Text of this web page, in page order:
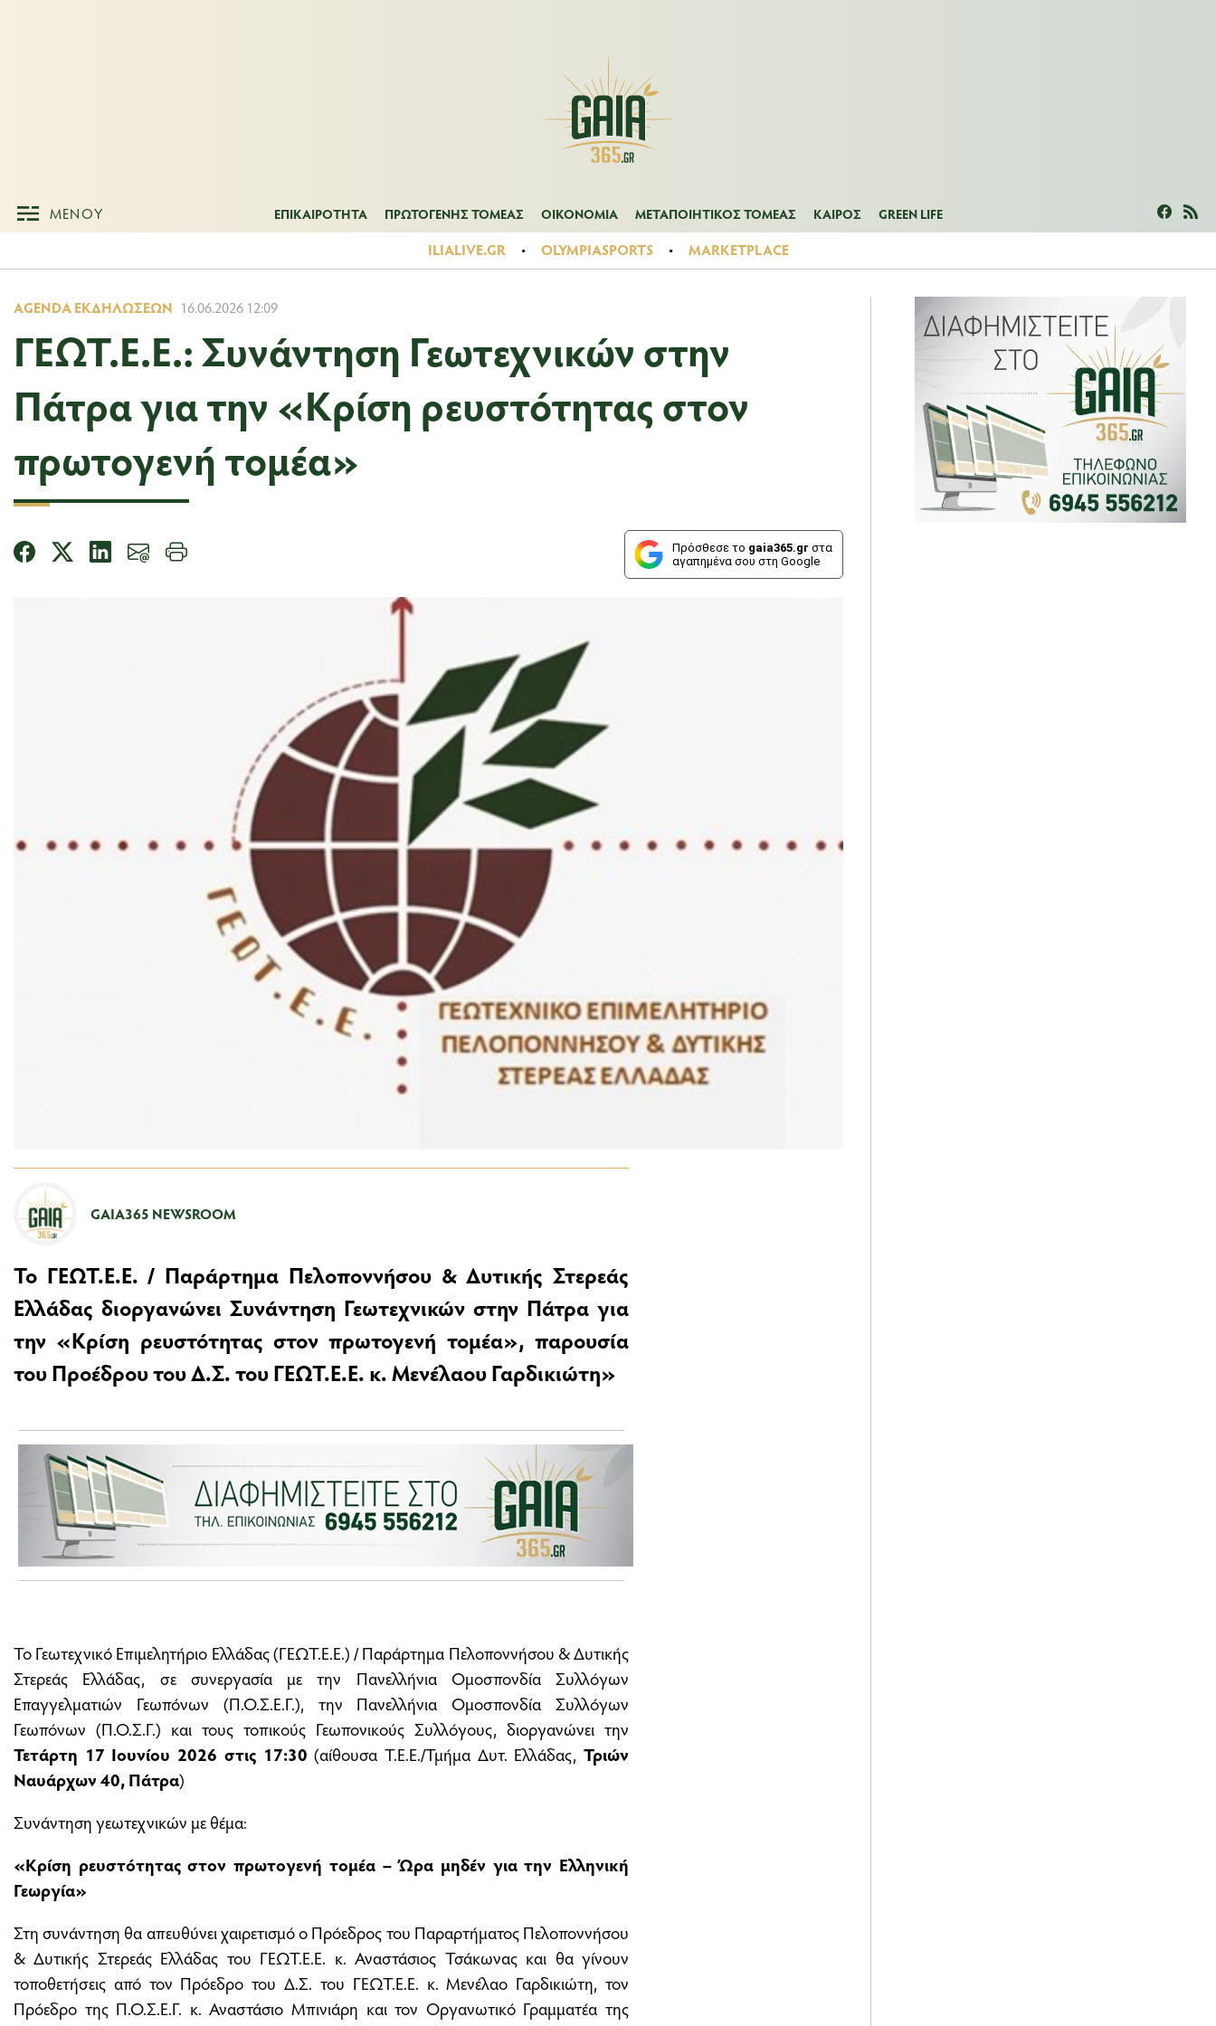
ΜΕΝΟΥ ΕΠΙΚΑΙΡΟΤΗΤΑ ΠΡΩΤΟΓΕΝΗΣ ΤΟΜΕΑΣ ΟΙΚΟΝΟΜΙΑ ΜΕΤΑΠΟΙΗΤΙΚΟΣ ΤΟΜΕΑΣ ΚΑΙΡΟΣ GREEN LIFE
ILIALIVE.GR OLYMPIASPORTS MARKETPLACE
AGENDA ΕΚΔΗΛΏΣΕΩΝ 16.06.2026 12:09
ΓΕΩΤ.Ε.Ε.: Συνάντηση Γεωτεχνικών στην
Πάτρα για την «Κρίση ρευστότητας στον
πρωτογενή τομέα»
Πρόσθεσε το gaia365.gr στα
αγαπημένα σου στη Google
GAIA365 NEWSROOM
Το ΓΕΩΤ.Ε.Ε. / Παράρτημα Πελοποννήσου & Δυτικής Στερεάς
Ελλάδας διοργανώνει Συνάντηση Γεωτεχνικών στην Πάτρα για
την «Κρίση ρευστότητας στον πρωτογενή τομέα», παρουσία
του Προέδρου του Δ.Σ. του ΓΕΩΤ.Ε.Ε. κ. Μενέλαου Γαρδικιώτη»
Το Γεωτεχνικό Επιμελητήριο Ελλάδας (ΓΕΩΤ.Ε.Ε.) / Παράρτημα Πελοποννήσου & Δυτικής
Στερεάς Ελλάδας, σε συνεργασία με την Πανελλήνια Ομοσπονδία Συλλόγων
Επαγγελματιών Γεωπόνων (Π.Ο.Σ.Ε.Γ.), την Πανελλήνια Ομοσπονδία Συλλόγων
Γεωπόνων (Π.Ο.Σ.Γ.) και τους τοπικούς Γεωπονικούς Συλλόγους, διοργανώνει την
Τετάρτη 17 Ιουνίου 2026 στις 17:30 (αίθουσα Τ.Ε.Ε./Τμήμα Δυτ. Ελλάδας, Τριών
Ναυάρχων 40, Πάτρα)
Συνάντηση γεωτεχνικών με θέμα:
«Κρίση ρευστότητας στον πρωτογενή τομέα – Ώρα μηδέν για την Ελληνική
Γεωργία»
Στη συνάντηση θα απευθύνει χαιρετισμό ο Πρόεδρος του Παραρτήματος Πελοποννήσου
& Δυτικής Στερεάς Ελλάδας του ΓΕΩΤ.Ε.Ε. κ. Αναστάσιος Τσάκωνας και θα γίνουν
τοποθετήσεις από τον Πρόεδρο του Δ.Σ. του ΓΕΩΤ.Ε.Ε. κ. Μενέλαο Γαρδικιώτη, τον
Πρόεδρο της Π.Ο.Σ.Ε.Γ. κ. Αναστάσιο Μπινιάρη και τον Οργανωτικό Γραμματέα της